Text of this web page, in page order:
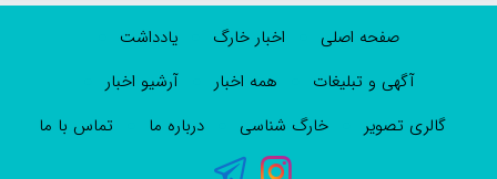
صفحه اصلی اخبار خارگ
یادداشت
آگهی و تبلیغات
همه اخبار
آرشیو اخبار
گالری تصویر
خارگ شناسی درباره ما تماس با ما